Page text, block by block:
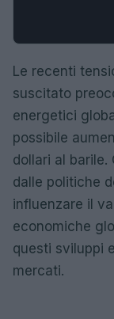
Le recenti
suscitato
energetici
possibile
dollari al
dalle politiche
influenzare il
economiche
questi sviluppi
mercati.